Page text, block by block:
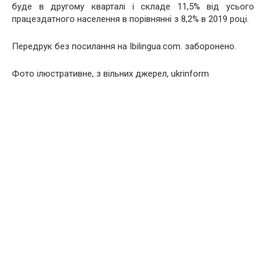
буде в другому кварталі і складе 11,5% від усього
працездатного населення в порівнянні з 8,2% в 2019 році.
Передрук без посилання на Ibilingua.com. заборонено.
Фото ілюстративне, з вільних джерел, ukrinform